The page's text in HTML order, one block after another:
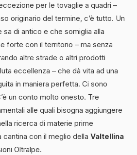
per le tovaglie a quadri –
originario del termine, c’è tutto. Un
di antico e che somiglia alla
forte con il territorio – ma senza
altre strade o altri prodotti
eccellenza – che dà vita ad una
in maniera perfetta. Ci sono
un conto molto onesto. Tre
alle quali bisogna aggiungere
ricerca di materie prime
con il meglio della Valtellina
Oltralpe.